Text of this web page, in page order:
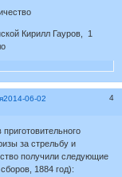
Кирилл Гауров, 1
4
2014-06-02
приготовительного
за стрельбу и
получили следующие
1884 год):